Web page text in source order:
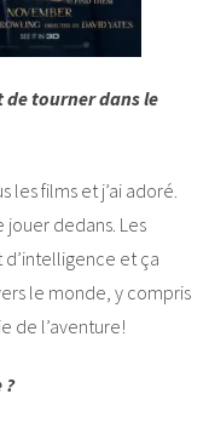
tourner dans le
les films et j’ai adoré.
dedans. Les
et ça
le monde, y compris
de l’aventure!
?